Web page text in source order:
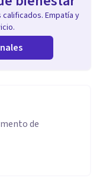
Empatía y
de